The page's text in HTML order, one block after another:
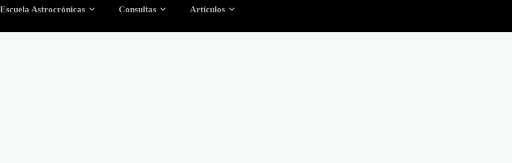
Escuela Astrocrónicas Consultas Artículos